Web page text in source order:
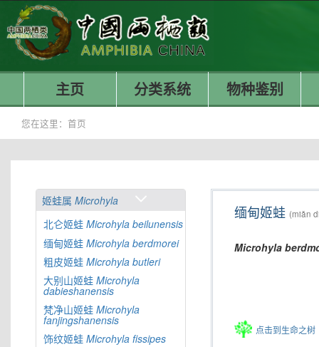
主页 分类系统 物种鉴别
您在这里： 首页
姬蛙属 Microhyla
北仑姬蛙 Microhyla beilunensis
缅甸姬蛙 Microhyla berdmorei
粗皮姬蛙 Microhyla butleri
大别山姬蛙 Microhyla
dabieshanensis
梵净山姬蛙 Microhyla
fanjingshanensis
饰纹姬蛙 Microhyla fissipes
缅甸姬蛙 (miǎn
Microhyla
点击到生命之树